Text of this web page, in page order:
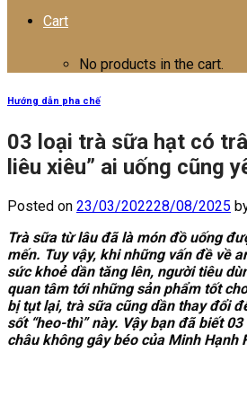
Cart
No products in the cart.
Hướng dẫn pha chế
03 loại trà sữa hạt có
liêu xiêu” ai uống cũng
Posted on 23/03/202228/08/2025
Trà sữa từ lâu đã là món đồ uống
mến. Tuy vậy, khi những vấn đề về
sức khoẻ dần tăng lên, người tiêu
quan tâm tới những sản phẩm tốt
bị tụt lại, trà sữa cũng dần thay đổi
sốt “heo-thì” này. Vậy bạn đã biết
châu không gây béo của Minh Hạnh